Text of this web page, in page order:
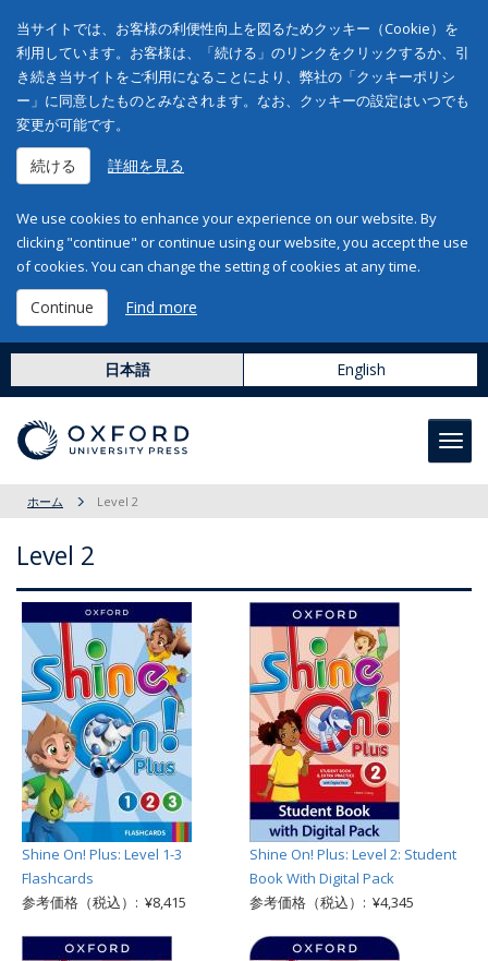
当サイトでは、お客様の利便性向上を図るためクッキー（Cookie）を
利用しています。お客様は、「続ける」のリンクをクリックするか、引
き続き当サイトをご利用になることにより、弊社の「クッキーポリシ
ー」に同意したものとみなされます。なお、クッキーの設定はいつでも
変更が可能です。
続ける 詳細を見る
We use cookies to enhance your experience on our website. By
clicking "continue" or continue using our website, you accept the use
of cookies. You can change the setting of cookies at any time.
Continue Find more
日本語 English
ホーム Level 2
Level 2
Shine On! Plus: Level 1-3
Flashcards
参考価格（税込）: ¥8,415
Shine On! Plus: Level 2: Student
Book With Digital Pack
参考価格（税込）: ¥4,345